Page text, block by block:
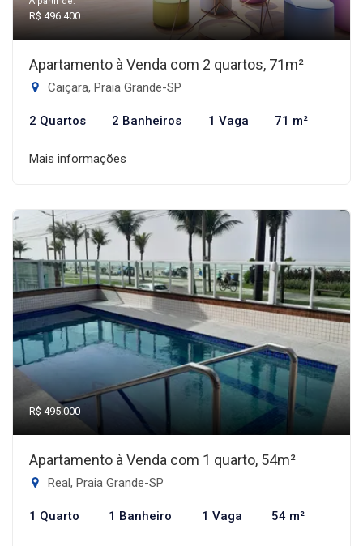
R$ 496.400
Apartamento à Venda com 2 quartos, 71m²
Caiçara, Praia Grande-SP
2 Quartos 2 Banheiros 1 Vaga 71 m²
Mais informações
R$ 495.000
Apartamento à Venda com 1 quarto, 54m²
Real, Praia Grande-SP
1 Quarto 1 Banheiro 1 Vaga 54 m²